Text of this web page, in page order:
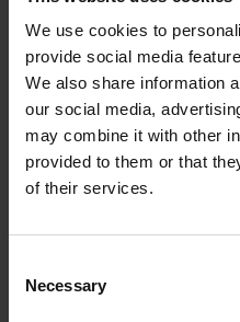
We use cookies to
provide social media
We also share information
our social media,
may combine it with other
provided to them or that
of their services.
Selection
Necessary